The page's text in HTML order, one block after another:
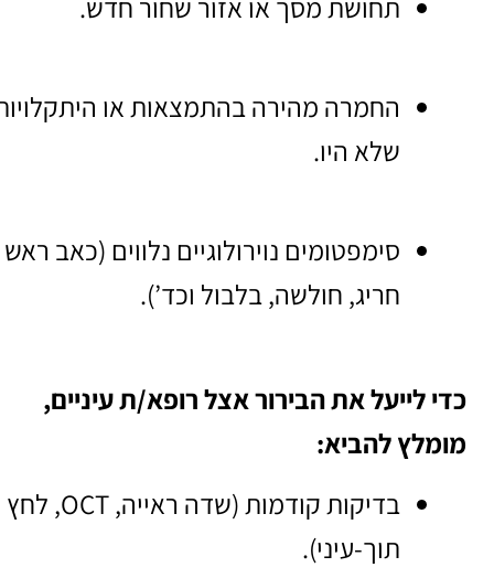
החמרה מהירה בהתמצאות או
שלא היו.
סימפטומים נוירולוגיים נלווים (כאב ראש
חריג, חולשה, בלבול וכד’).
כדי לייעל את הבירור אצל רופא/ת עיניים,
מומלץ להביא:
בדיקות קודמות (שדה ראייה, OCT, לחץ
תוך-עיני).